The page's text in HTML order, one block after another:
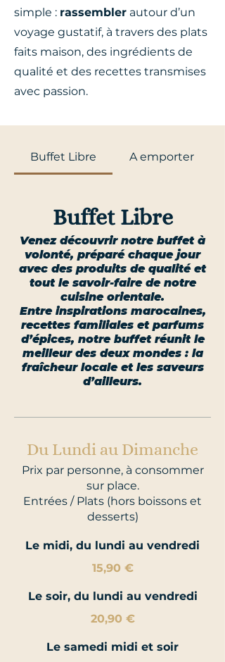
simple : rassembler autour d’un
voyage gustatif, à travers des plats
faits maison, des ingrédients de
qualité et des recettes transmises
avec passion.
Buffet Libre A emporter
Buffet Libre
Venez découvrir notre buffet à
volonté, préparé chaque jour
avec des produits de qualité et
tout le savoir-faire de notre
cuisine orientale.
Entre inspirations marocaines,
recettes familiales et parfums
d’épices, notre buffet réunit le
meilleur des deux mondes : la
fraîcheur locale et les saveurs
d’ailleurs.
Du Lundi au Dimanche
Prix par personne, à consommer
sur place.
Entrées / Plats (hors boissons et
desserts)
Le midi, du lundi au vendredi
15,90 €
Le soir, du lundi au vendredi
20,90 €
Le samedi midi et soir